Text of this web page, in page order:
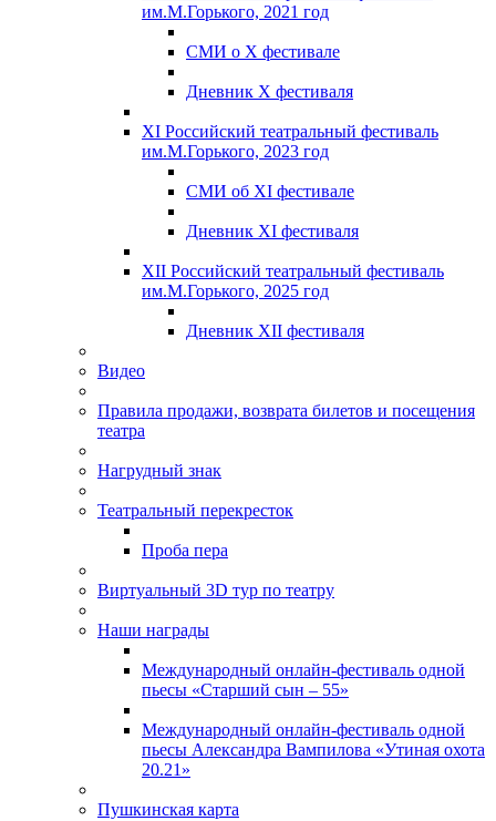
им.М.Горького, 2021 год
СМИ о X фестивале
Дневник X фестиваля
XI Российский театральный фестиваль
им.М.Горького, 2023 год
СМИ об XI фестивале
Дневник XI фестиваля
XII Российский театральный фестиваль
им.М.Горького, 2025 год
Дневник XII фестиваля
Видео
Правила продажи, возврата билетов и посещения
театра
Нагрудный знак
Театральный перекресток
Проба пера
Виртуальный 3D тур по театру
Наши награды
Международный онлайн-фестиваль одной
пьесы «Старший сын – 55»
Международный онлайн-фестиваль одной
пьесы Александра Вампилова «Утиная охота
20.21»
Пушкинская карта